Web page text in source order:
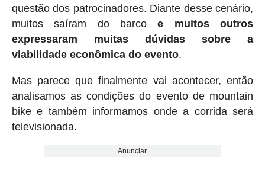
questão dos patrocinadores. Diante desse cenário,
muitos saíram do barcoe muitos outros
expressaram muitas dúvidas sobre a
viabilidade econômica do evento.
Mas parece que finalmente vai acontecer, então
analisamos as condições do evento de mountain
bike e também informamos onde a corrida será
televisionada.
Anunciar